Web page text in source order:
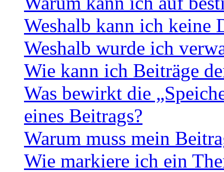
Weshalb kann ich keine
Weshalb wurde ich
Wie kann ich Beiträge
Was bewirkt die
eines Beitrags?
Warum muss mein
Wie markiere ich ein